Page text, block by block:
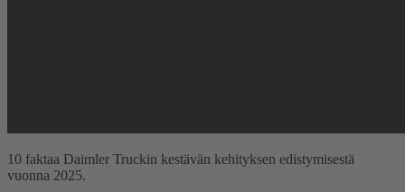
10 faktaa Daimler Truckin kestävän kehityksen edistymisestä
vuonna 2025.